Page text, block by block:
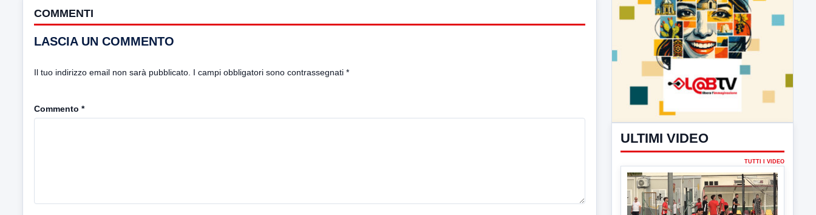
COMMENTI
LASCIA UN COMMENTO
Il tuo indirizzo email non sarà pubblicato. I campi obbligatori sono contrassegnati *
Commento *
ULTIMI VIDEO
TUTTI I VIDEO